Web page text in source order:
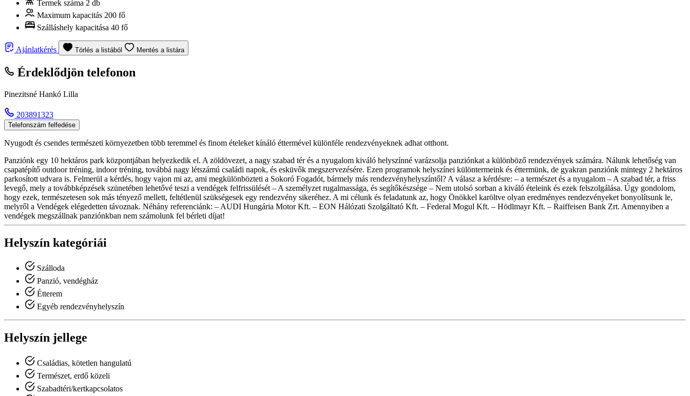
Termek száma 2 db
Maximum kapacitás 200 fő
Szálláshely kapacitása 40 fő
Ajánlatkérés Törlés a listából Mentés a listára
Érdeklődjön telefonon
Pinezitsné Hankó Lilla
203891323
Telefonszám felfedése
Nyugodt és csendes természeti környezetben több teremmel és finom ételeket kínáló éttermével különféle rendezvényeknek adhat otthont.
Panziónk egy 10 hektáros park központjában helyezkedik el. A zöldövezet, a nagy szabad tér és a nyugalom kiváló helyszínné varázsolja panziónkat a különböző rendezvények számára. Nálunk lehetőség van
csapatépítő outdoor tréning, indoor tréning, továbbá nagy létszámú családi napok, és esküvők megszervezésére. Ezen programok helyszínei különtermeink és éttermünk, de gyakran panziónk mintegy 2 hektáros
parkosított udvara is. Felmerül a kérdés, hogy vajon mi az, ami megkülönbözteti a Sokoró Fogadót, bármely más rendezvényhelyszíntől? A válasz a kérdésre: – a természet és a nyugalom – A szabad tér, a friss
levegő, mely a továbbképzések szünetében lehetővé teszi a vendégek felfrissülését – A személyzet rugalmassága, és segítőkészsége – Nem utolsó sorban a kiváló ételeink és ezek felszolgálása. Úgy gondolom,
hogy ezek, természetesen sok más tényező mellett, feltétlenül szükségesek egy rendezvény sikeréhez. A mi célunk és feladatunk az, hogy Önökkel karöltve olyan eredményes rendezvényeket bonyolítsunk le,
melyről a Vendégek elégedetten távoznak. Néhány referenciánk: – AUDI Hungária Motor Kft. – EON Hálózati Szolgáltató Kft. – Federal Mogul Kft. – Hödlmayr Kft. – Raiffeisen Bank Zrt. Amennyiben a
vendégek megszállnak panziónkban nem számolunk fel bérleti díjat!
Helyszín kategóriái
Szálloda
Panzió, vendégház
Étterem
Egyéb rendezvényhelyszín
Helyszín jellege
Családias, kötetlen hangulatú
Természet, erdő közeli
Szabadtéri/kertkapcsolatos